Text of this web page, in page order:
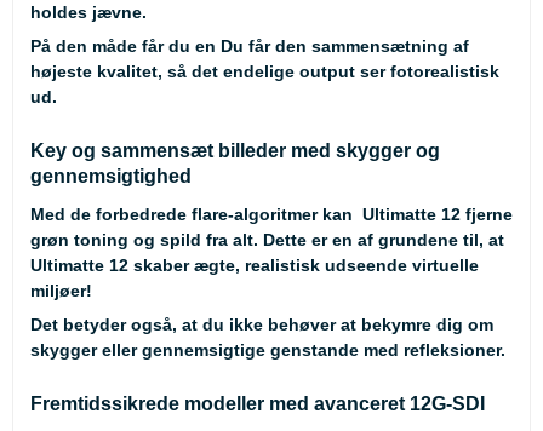
holdes jævne.
På den måde får du en Du får den sammensætning af
højeste kvalitet, så det endelige output ser fotorealistisk
ud.
Key og sammensæt billeder med skygger og
gennemsigtighed
Med de forbedrede flare-algoritmer kan Ultimatte 12 fjerne
grøn toning og spild fra alt. Dette er en af grundene til, at
Ultimatte 12 skaber ægte, realistisk udseende virtuelle
miljøer!
Det betyder også, at du ikke behøver at bekymre dig om
skygger eller gennemsigtige genstande med refleksioner.
Fremtidssikrede modeller med avanceret 12G-SDI